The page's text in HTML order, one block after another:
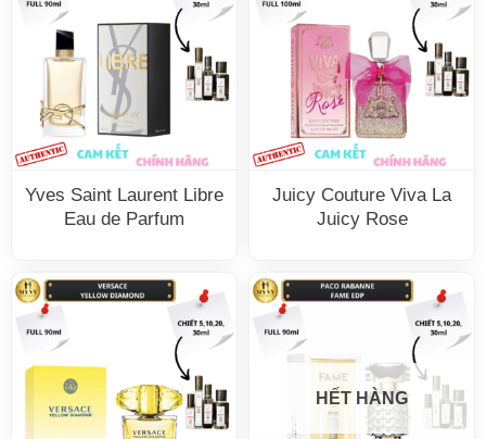
Yves Saint Laurent Libre
Eau de Parfum
Juicy Couture Viva La
Juicy Rose
HẾT HÀNG